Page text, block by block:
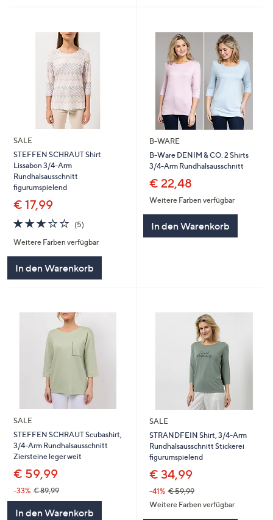
SALE
STEFFEN SCHRAUT Shirt
Lissabon 3/4-Arm
Rundhalsausschnitt
figurumspielend
€ 17,99
2.6
von
5
(5)5
Weitere Farben verfügbar
In den Warenkorb
B-WARE
B-Ware DENIM & CO. 2 Shirts
3/4-Arm Rundhalsausschnitt
€ 22,48
Weitere Farben verfügbar
In den Warenkorb
SALE
STEFFEN SCHRAUT Scubashirt,
3/4-Arm Rundhalsausschnitt
Ziersteine leger weit
€ 59,99
-33% € 89,99
In den Warenkorb
SALE
STRANDFEIN Shirt, 3/4-Arm
Rundhalsausschnitt Stickerei
figurumspielend
€ 34,99
-41% € 59,99
Weitere Farben verfügbar